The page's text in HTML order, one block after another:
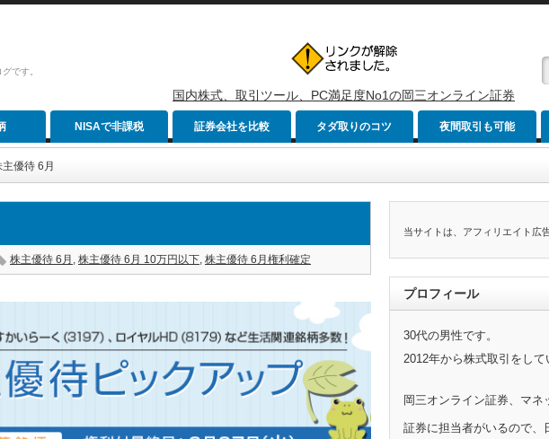
です。
国内株式、取引ツール、PC満足度No1の岡三オンライン証券
NISAで非課税 証券会社を比較 タダ取りのコツ 夜間取引も可能
主優待 6月
株主優待 6月 , 株主優待 6月 10万円以下, 株主優待 6月権利確定
当サイトは、アフィリエイト広
プロフィール
30代の男性です。
2012年から株式取引をして
岡三オンライン証券、マネ
証券に担当者がいるので、